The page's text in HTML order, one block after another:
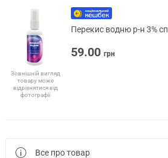
Зовнішній вигляд
товару може
відрізнятися від
фотографії
Перекис водню р-н 3%
59.00 грн
Все про товар